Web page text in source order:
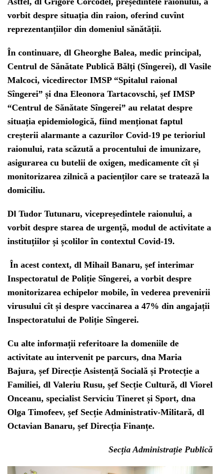
vorbit despre situația din raion, oferind cuvînt
reprezentanțiilor din domeniul sănătății.
În continuare, dl Gheorghe Balea, medic principal,
Centrul de Sănătate Publică Bălți (Sîngerei), dl Vasile
Malcoci, vicedirector IMSP “Spitalul raional
Sîngerei” și dna Eleonora Tartacovschi, șef IMSP
“Centrul de Sănătate Sîngerei” au relatat despre
situația epidemiologică, fiind menționat faptul
creșterii alarmante a cazurilor Covid-19 pe terioriul
raionului, rata scăzută a procentului de imunizare,
asigurarea cu butelii de oxigen, medicamente cît și
monitorizarea zilnică a pacienților care se tratează la
domiciliu.
Dl Tudor Tutunaru, vicepreședintele raionului, a
vorbit despre starea de urgență, modul de activitate a
instituțiilor și școlilor în contextul Covid-19.
În acest context, dl Mihail Banaru, șef interimar
Inspectoratul de Poliție Sîngerei, a vorbit despre
monitorizarea echipelor mobile, în vederea prevenirii
virusului cît și despre vaccinarea a 47% din angajații
Inspectoratului de Poliție Sîngerei.
Cu alte informații referitoare la domeniile de
activitate au intervenit pe parcurs, dna Maria
Bajura, șef Direcție Asistență Socială și Protecție a
Familiei, dl Valeriu Rusu, șef Secție Cultură, dl Viorel
Onceanu, specialist Serviciu Tineret și Sport, dna
Olga Timofeev, șef Secție Administrativ-Militară, dl
Octavian Banaru, șef Direcția Finanțe.
Secția Administrație Publică